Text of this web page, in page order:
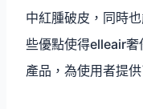
中紅腫破皮，同時
些優點使得elleair奢
產品，為使用者提